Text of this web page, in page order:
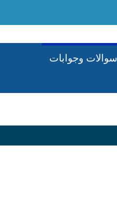
سوالات وجوابات